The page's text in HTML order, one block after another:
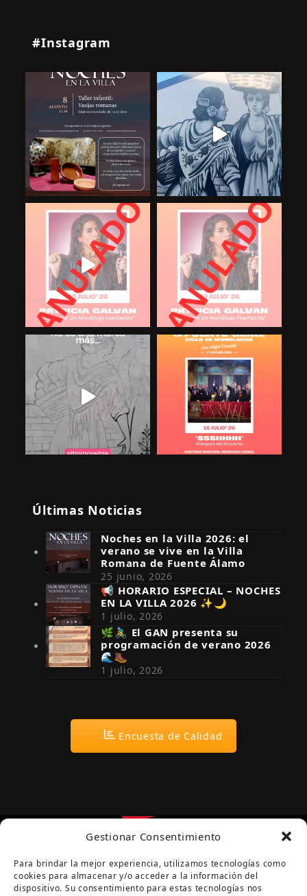
Gestionar Consentimiento
Para brindar la mejor experiencia, utilizamos tecnologías como
cookies para almacenar y/o acceder a la información del
dispositivo. Su consentimiento para estas tecnologías nos
#Instagram
Síguenos en Instagram
Últimas Noticias
Noches en la Villa 2026: el
verano se vive en la Villa
Romana de Fuente Álamo
25 junio, 2026
📢 HORARIO ESPECIAL – NOCHES
EN LA VILLA 2026 ✨🌙
1 julio, 2026
🌿🚴‍♂️ El GAN presenta su
programación de verano 2026
🌊🥾
1 julio, 2026
Encuesta de Calidad